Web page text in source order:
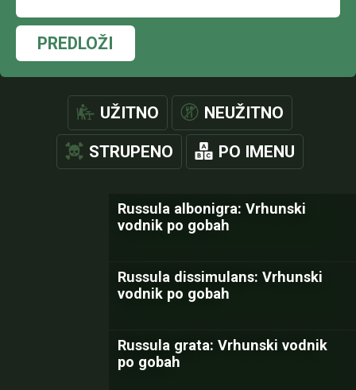
PREDLOŽI
UŽITNO NEUŽITNO
STRUPENO PO IMENU
Russula albonigra: Vrhunski
vodnik po gobah
Russula dissimulans: Vrhunski
vodnik po gobah
Russula grata: Vrhunski vodnik
po gobah